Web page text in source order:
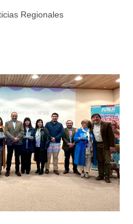
Regionales